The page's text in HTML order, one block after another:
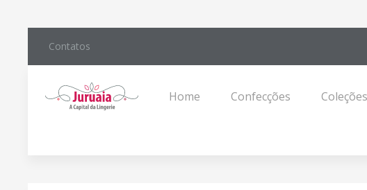
Contatos
Home Confecções Coleções